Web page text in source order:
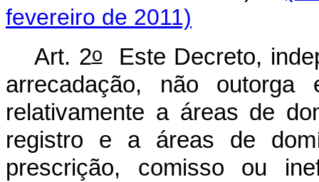
fevereiro de 2011)
Art. 2oEste Decreto,
arrecadação, não outorga
relativamente a áreas de
registro e a áreas de
prescrição, comisso ou